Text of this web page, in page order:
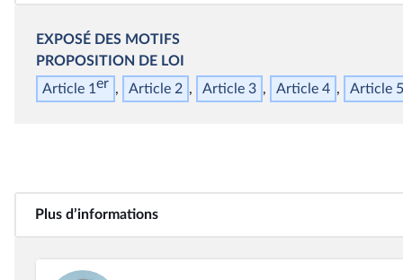
EXPOSÉ DES MOTIFS
PROPOSITION DE LOI
Article 1er Article 2 Article 3 Article 4 Article 5
Plus d’informations